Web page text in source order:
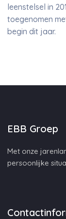
leenstelsel in
toegenomen
begin dit jaar.
EBB Groep
Met onze
persoonlijke